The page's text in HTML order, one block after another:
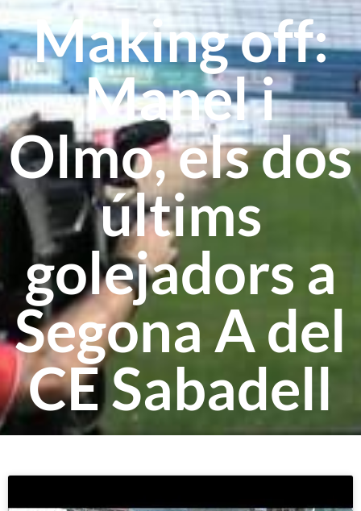
Making off:
Manel i
Olmo, els dos
últims
golejadors a
Segona A del
CE Sabadell